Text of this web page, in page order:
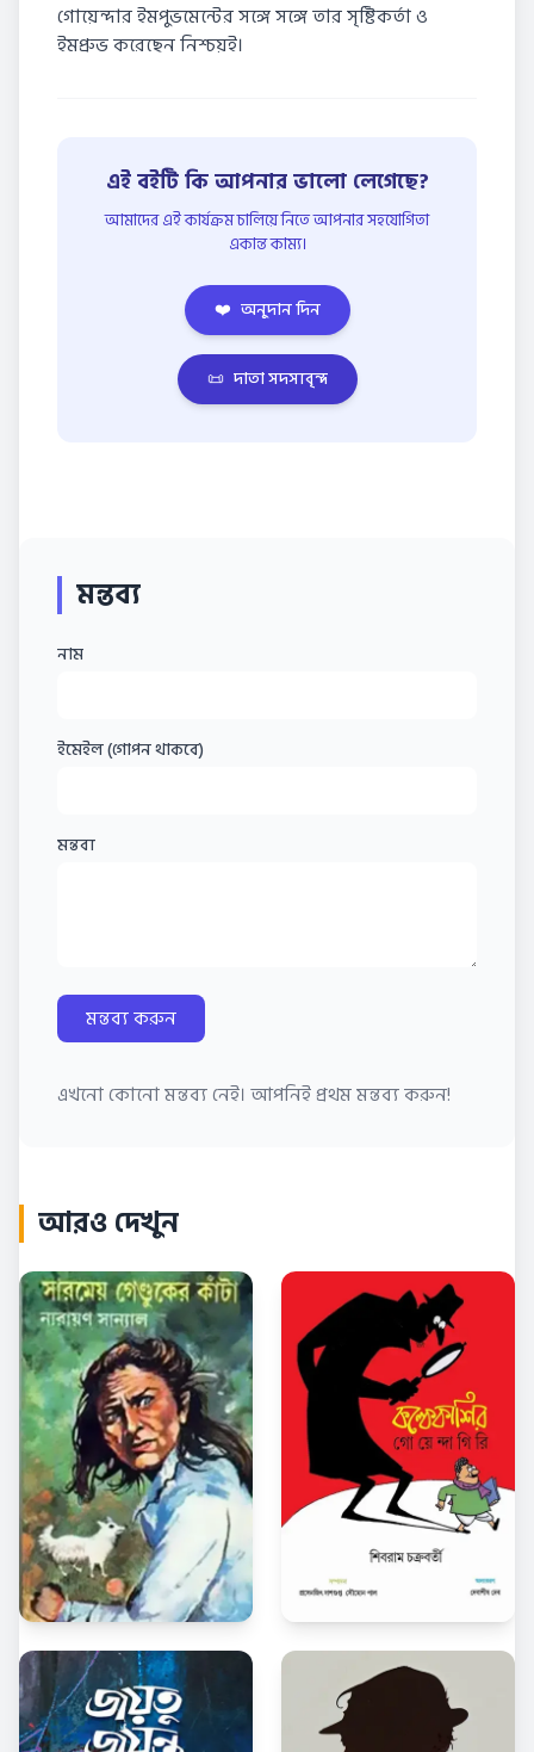
গোয়েন্দার ইমপুভমেন্টের সঙ্গে সঙ্গে তার সৃষ্টিকর্তা ও
ইমপ্রুভ করেছেন নিশ্চয়ই।
এই বইটি কি আপনার ভালো লেগেছে?
আমাদের এই কার্যক্রম চালিয়ে নিতে আপনার সহযোগিতা
একান্ত কাম্য।
❤️ অনুদান দিন
📜 দাতা সদস্যবৃন্দ
মন্তব্য
নাম
ইমেইল (গোপন থাকবে)
মন্তব্য
মন্তব্য করুন
এখনো কোনো মন্তব্য নেই। আপনিই প্রথম মন্তব্য করুন!
আরও দেখুন